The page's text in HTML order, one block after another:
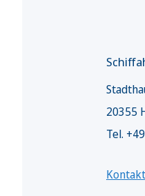
20355
Tel.